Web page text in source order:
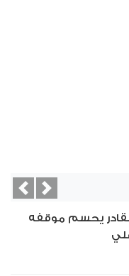
يحسم موقفه
Next